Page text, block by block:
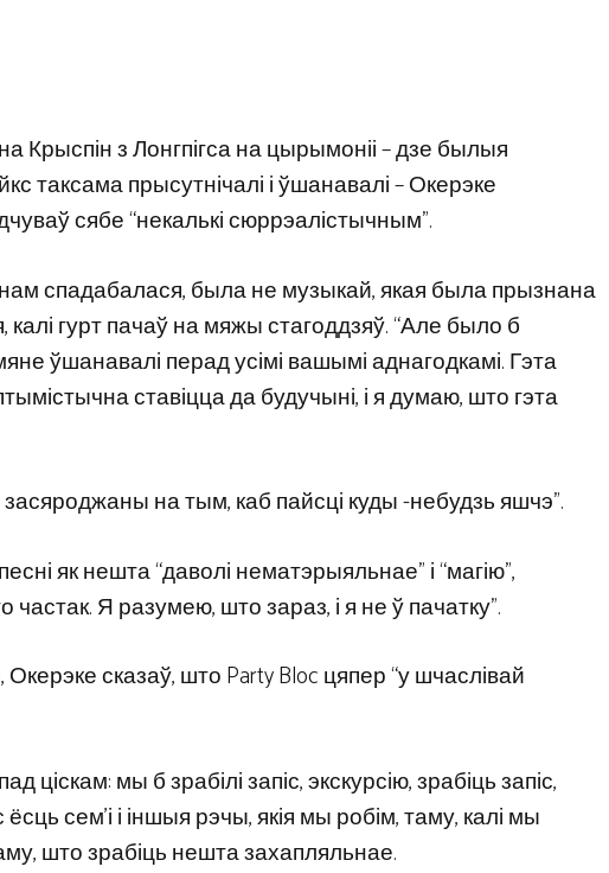
з Лонгпігса на цырымоніі – дзе былыя
таксама прысутнічалі і ўшанавалі – Окерэке
сябе “некалькі сюррэалістычным”.
спадабалася, была не музыкай, якая была прызнана
гурт пачаў на мяжы стагоддзяў. “Але было б
ўшанавалі перад усімі вашымі аднагодкамі. Гэта
ставіцца да будучыні, і я думаю, што гэта
на тым, каб пайсці куды -небудзь яшчэ”.
як нешта “даволі нематэрыяльнае” і “магію”,
Я разумею, што зараз, і я не ў пачатку”.
сказаў, што Party Bloc цяпер “у шчаслівай
ціскам: мы б зрабілі запіс, экскурсію, зрабіць запіс,
сем’і і іншыя рэчы, якія мы робім, таму, калі мы
што зрабіць нешта захапляльнае.